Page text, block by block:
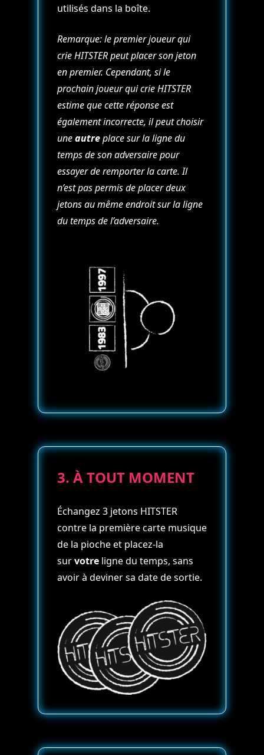
utilisés dans la boîte.
Remarque: le premier joueur qui
crie HITSTER peut placer son jeton
en premier. Cependant, si le
prochain joueur qui crie HITSTER
estime que cette réponse est
également incorrecte, il peut choisir
uneautreplace sur la ligne du
temps de son adversaire pour
essayer de remporter la carte. Il
n’est pas permis de placer deux
jetons au même endroit sur la ligne
du temps de l’adversaire.
3. À TOUT MOMENT
Échangez 3 jetons HITSTER
contre la première carte musique
de la pioche et placez-la
survotre ligne du temps, sans
avoir à deviner sa date de sortie.